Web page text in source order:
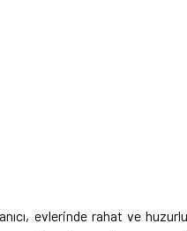
evlerinde rahat ve huzurlu